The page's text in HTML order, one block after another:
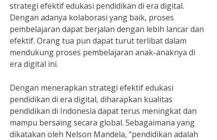
strategi efektif edukasi pendidikan di era digital.
Dengan adanya kolaborasi yang baik, proses
pembelajaran dapat berjalan dengan lebih lancar dan
efektif. Orang tua pun dapat turut terlibat dalam
mendukung proses pembelajaran anak-anaknya di
era digital ini.
Dengan menerapkan strategi efektif edukasi
pendidikan di era digital, diharapkan kualitas
pendidikan di Indonesia dapat terus meningkat dan
mampu bersaing secara global. Sebagaimana yang
dikatakan oleh Nelson Mandela, “pendidikan adalah